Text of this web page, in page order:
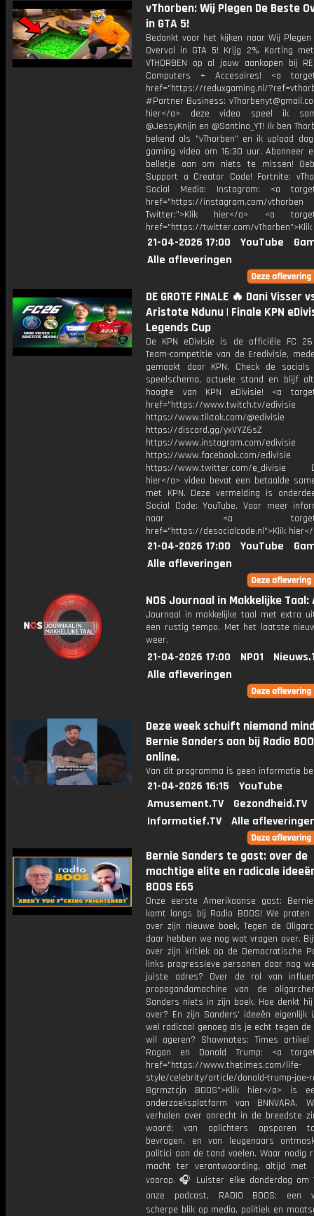
vThorben: Wij Plegen De Beste
in GTA 5!
Bedankt voor het kijken naar Wij
Overval in GTA 5! Krijg 2% Korting
VTHORBEN op al jouw aankopen bij
Computers + Accesoires! <a
href="https://reduxgaming.nl/
#Partner Business:
hier</a> deze video speel ik
@JessyKnijn en @Santino_YT! Ik ben
bekend als "vThorben" en ik upload
gaming video om 16:30 uur. Abonneer
belletje aan om niets te missen!
Support a Creator Code! Fortnite:
Social Media: Instagram: <a
href="https://instagram.com/vthorben
Twitter:">Klik hier</a> <a
href="https://twitter.com/
21-04-2026 17:00 YouTube
Alle afleveringen
DE GROTE FINALE 🔥 Dani Visser
Aristote Ndunu | Finale KPN
Legends Cup
De KPN eDivisie is de officiële FC
Team-competitie van de Eredivisie,
gemaakt door KPN. Check de
speelschema, actuele stand en blijf
hoogte van KPN eDivisie! <a
href="https://www.twitch.tv/edivisie
https://www.tiktok.com/@edivisie
https://discord.gg/yxVYZ6sZ
https://www.instagram.com/edivisie
https://www.facebook.com/edivisie
https://www.twitter.com/e_divisie
hier</a> video bevat een betaalde
met KPN. Deze vermelding is
Social Code: YouTube. Voor meer
naar <a
href="https://desocialcode.nl">Klik
21-04-2026 17:00 YouTube
Alle afleveringen
NOS Journaal in Makkelijke
Journaal in makkelijke taal met extra
een rustig tempo. Met het laatste
weer.
21-04-2026 17:00 NPO1
Alle afleveringen
Deze week schuift niemand
Bernie Sanders aan bij Radio
online.
Van dit programma is geen informatie
21-04-2026 16:15
YouTube
Amusement.TV
Gezondheid.TV
Informatief.TV
Alle
Bernie Sanders te gast: over de
machtige elite en radicale
BOOS E65
Onze eerste Amerikaanse gast:
komt langs bij Radio BOOS! We
over zijn nieuwe boek, Tegen de
daar hebben we nog wat vragen over.
over zijn kritiek op de Democratische
links progressieve personen daar nog
juiste adres? Over de rol van
propagandamachine van de
Sanders niets in zijn boek. Hoe denkt
over? En zijn Sanders' ideeën eigenlijk
wel radicaal genoeg als je echt tegen de
wil ageren? Shownotes: Times
Rogan en Donald Trump: <a
href="https://www.thetimes.com/life-
style/celebrity/article/donald-trump-joe-
8grmztcjn BOOS">Klik hier</a> is
onderzoeksplatform van BNNVARA.
verhalen over onrecht in de breedste
woord; van oplichters opsporen
bevragen, en van leugenaars
politici aan de tand voelen. Waar nodig
macht ter verantwoording, altijd met
voorop. 🎧 Luister elke donderdag om
onze podcast, RADIO BOOS: een
scherpe blik op media, politiek en